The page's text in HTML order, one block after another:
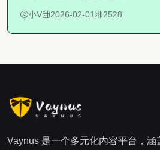
小V 2026-02-01 2528
Vaynus 是一个多元化内容平台，涵